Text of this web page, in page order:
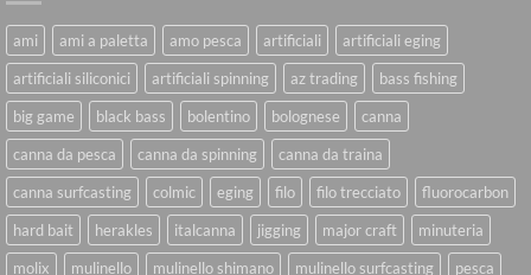
ami ami a paletta amo pesca artificiali
artificiali eging
artificiali siliconici
artificiali spinning az trading
bass fishing
big game
black bass bolentino bolognese
canna
canna da pesca
canna da spinning
canna da traina
canna surfcasting
colmic eging filo filo trecciato
fluorocarbon
hard bait
herakles italcanna jigging major craft
minuteria
molix
mulinello mulinello shimano mulinello surfcasting pesca